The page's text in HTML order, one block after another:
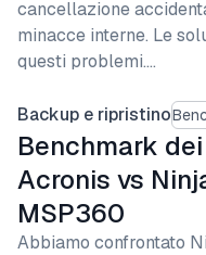
cancellazione
minacce interne. Le
questi problemi.…
Backup e ripristino
Benchmark
Acronis vs
MSP360
Abbiamo confrontato